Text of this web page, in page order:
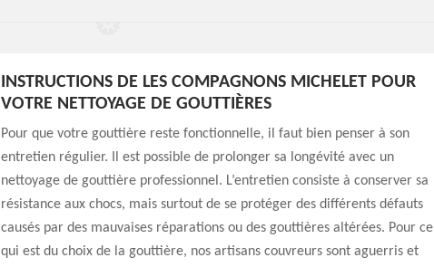
INSTRUCTIONS DE LES COMPAGNONS MICHELET POUR
VOTRE NETTOYAGE DE GOUTTIÈRES
Pour que votre gouttière reste fonctionnelle, il faut bien penser à son
entretien régulier. Il est possible de prolonger sa longévité avec un
nettoyage de gouttière professionnel. L’entretien consiste à conserver sa
résistance aux chocs, mais surtout de se protéger des différents défauts
causés par des mauvaises réparations ou des gouttières altérées. Pour ce
qui est du choix de la gouttière, nos artisans couvreurs sont aguerris et